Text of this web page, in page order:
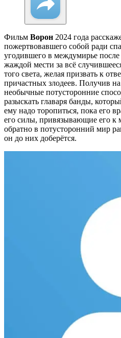
Фильм Ворон 2024 года
пожертвовавшего собой ради
угодившего в междумирье
жаждой мести за всё
того света, желая призвать к
причастных злодеев. Получив
необычные потусторонние
разыскать главаря банды,
ему надо торопиться, пока его
его силы, привязывающие его к
обратно в потусторонний мир
он до них доберётся.